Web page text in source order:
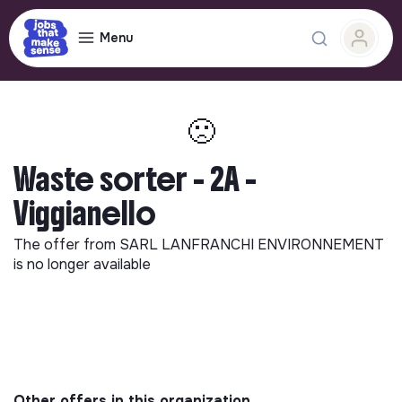
Menu
🙁
Waste sorter - 2A -
Viggianello
The offer from SARL LANFRANCHI ENVIRONNEMENT
is no longer available